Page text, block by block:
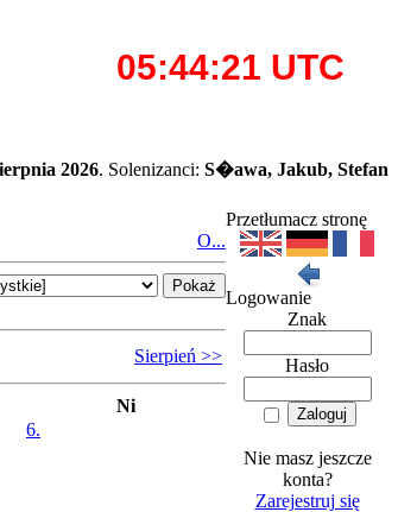
2026. Solenizanci: S�awa, Jakub, Stefan
O...
Sierpień >>
Ni
6.
Przetłumacz stronę
Logowanie
Znak
Hasło
Nie masz jeszcze
konta?
Zarejestruj się